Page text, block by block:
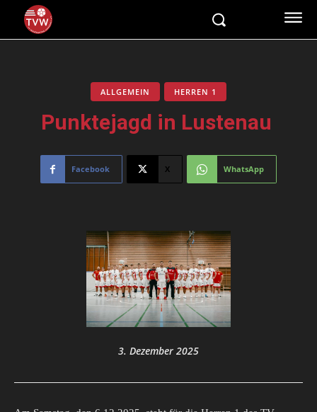
ALLGEMEIN HERREN 1
Punktejagd in Lustenau
Facebook X WhatsApp
3. Dezember 2025